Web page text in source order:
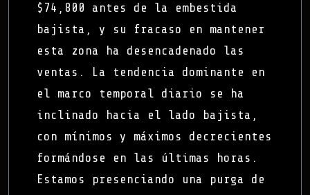
$74,800 antes de la embestida
bajista, y su fracaso en mantener
esta zona ha desencadenado las
ventas. La tendencia dominante en
el marco temporal diario se ha
inclinado hacia el lado bajista,
con mínimos y máximos decrecientes
formándose en las últimas horas.
Estamos presenciando una purga de